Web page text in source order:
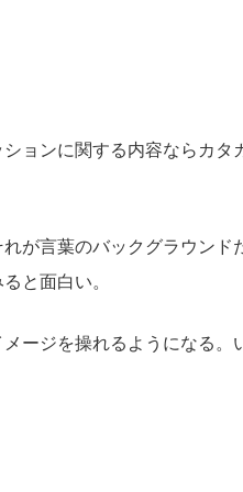
ョンに関する内容ならカタ
が言葉のバックグラウンド
と面白い。
ージを操れるようになる。